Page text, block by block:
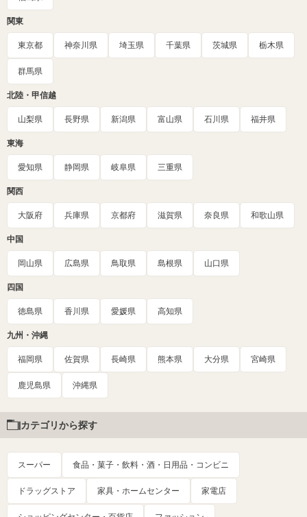
関東
東京都 神奈川県 埼玉県 千葉県 茨城県 栃木県
群馬県
北陸・甲信越
山梨県 長野県 新潟県 富山県 石川県 福井県
東海
愛知県 静岡県 岐阜県 三重県
関西
大阪府 兵庫県 京都府 滋賀県 奈良県 和歌山県
中国
岡山県 広島県 鳥取県 島根県 山口県
四国
徳島県 香川県 愛媛県 高知県
九州・沖縄
福岡県 佐賀県 長崎県 熊本県 大分県 宮崎県
鹿児島県 沖縄県
カテゴリから探す
スーパー 食品・菓子・飲料・酒・日用品・コンビニ
ドラッグストア 家具・ホームセンター 家電店